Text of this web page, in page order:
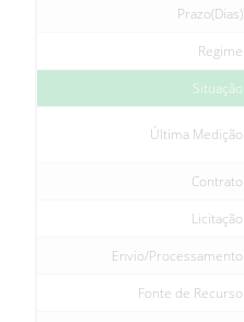
Prazo(Dias)
Regime
Situação
Última Medição
Contrato
Licitação
Envio/Processamento
Fonte de Recurso